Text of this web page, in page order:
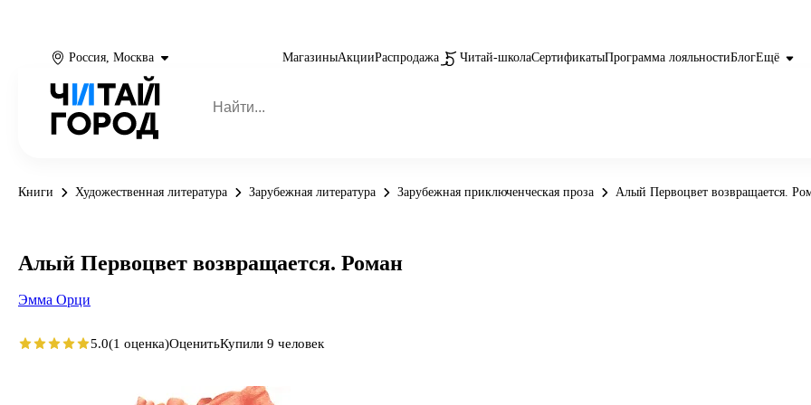
Россия, Москва МагазиныАкцииРаспродажа Читай-школаСертификатыПрограмма лояльностиБлогЕщё
Книги Художественная литература Зарубежная литература Зарубежная приключенческая проза Алый Первоцвет возвращается.
Алый Первоцвет возвращается. Роман
Эмма Орци
5.0(1 оценка)ОценитьКупили 9 человек